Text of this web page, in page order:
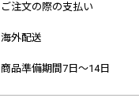
ご注文の際の支払い
海外配送
商品準備期間7日～14日